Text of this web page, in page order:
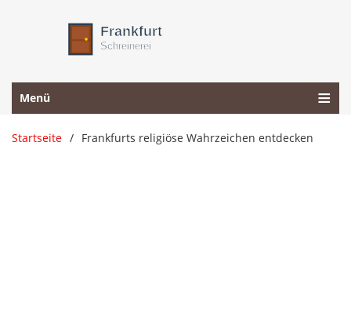
Menü
Startseite Frankfurts religiöse Wahrzeichen entdecken